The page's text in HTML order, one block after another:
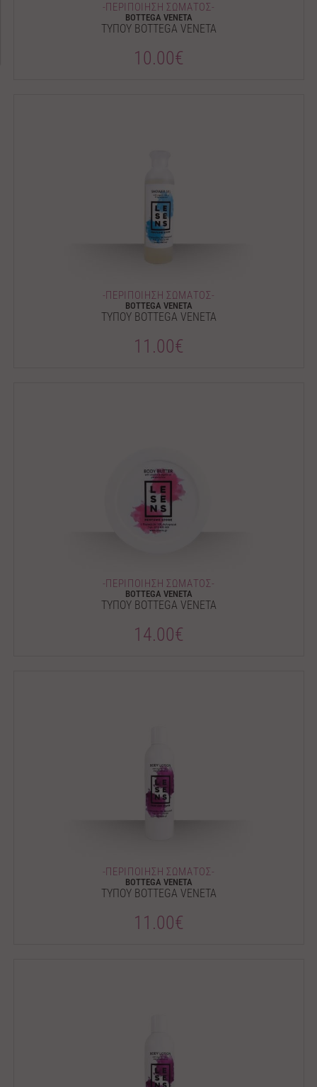
-ΠΕΡΙΠΟΙΗΣΗ ΣΩΜΑΤΟΣ-
BOTTEGA VENETA
ΤΥΠΟΥ BOTTEGA VENETA
10.00€
-ΠΕΡΙΠΟΙΗΣΗ ΣΩΜΑΤΟΣ-
BOTTEGA VENETA
ΤΥΠΟΥ BOTTEGA VENETA
11.00€
-ΠΕΡΙΠΟΙΗΣΗ ΣΩΜΑΤΟΣ-
BOTTEGA VENETA
ΤΥΠΟΥ BOTTEGA VENETA
14.00€
-ΠΕΡΙΠΟΙΗΣΗ ΣΩΜΑΤΟΣ-
BOTTEGA VENETA
ΤΥΠΟΥ BOTTEGA VENETA
11.00€